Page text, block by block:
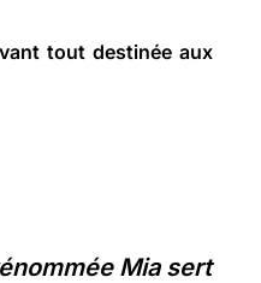
tout destinée aux
Mia sert